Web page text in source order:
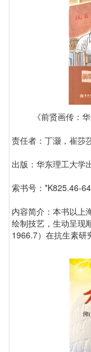
《前贤画传：
责任者：丁灏，崔莎
出版：华东理工大学
索书号：*K825.46-
内容简介：本书以上
绘制技艺，生动呈现
1966.7）在抗生素研